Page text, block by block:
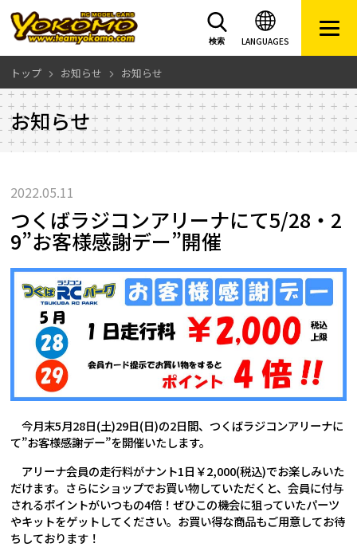
LANGUAGES
検索
トップ お知らせ お知らせ
お知らせ
2022.05.11
つくばラジコンアリーナにて5/28・2
9”お客様感謝デー”開催
今月末5月28日(土)29日(日)の2日間、つくばラジコンアリーナに
て”お客様感謝デー”を開催いたします。
アリーナ会員の走行料がナント1日￥2,000(税込)でお楽しみいた
だけます。さらにショップでお買い物していただくと、会員に付与
されるポイントがいつもの4倍！ぜひこの機会に狙っていたパーツ
やキットをゲットしてください。お買い得な商品もご用意してお待
ちしております！